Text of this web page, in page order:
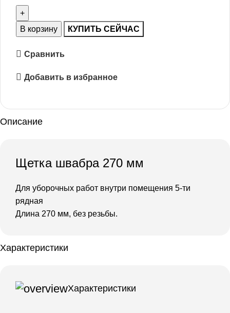
В корзину КУПИТЬ СЕЙЧАС
Сравнить
Добавить в избранное
Описание
Щетка швабра 270 мм
Для уборочных работ внутри помещения 5-ти
рядная
Длина 270 мм, без резьбы.
Характеристики
Характеристики